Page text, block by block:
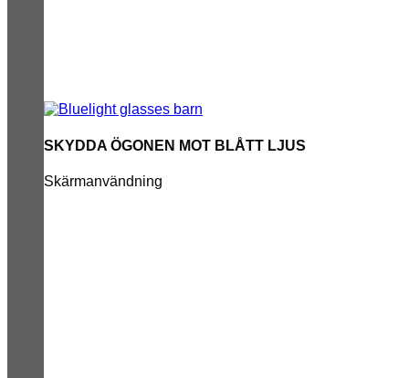
SKYDDA ÖGONEN MOT BLÅTT LJUS
Skärmanvändning